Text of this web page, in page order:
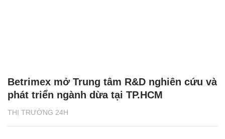
THỊ TRƯỜNG 24H
Betrimex mở Trung tâm R&D nghiên cứu và
phát triển ngành dừa tại TP.HCM